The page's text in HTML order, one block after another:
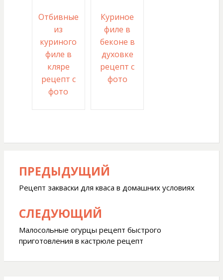
Отбивные
из
куриного
филе в
кляре
рецепт с
фото
Куриное
филе в
беконе в
духовке
рецепт с
фото
Навигация
по
записям
ПРЕДЫДУЩИЙ
Рецепт закваски для кваса в домашних условиях
СЛЕДУЮЩИЙ
Малосольные огурцы рецепт быстрого
приготовления в кастрюле рецепт